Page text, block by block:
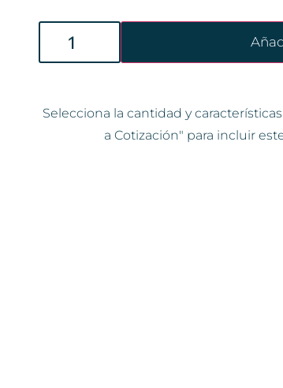
Selecciona la cantidad y
a Cotización" para incluir